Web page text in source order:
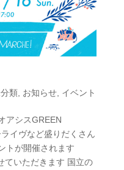
類, お知らせ, イベント
アシスGREEN
イヴなど盛りだくさん
トが開催されます
ていただきます 国立の